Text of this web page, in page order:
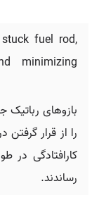
fuel rod,
minimizing
بازوهای رباتیک
را از قرار
کارافتادگی در
رساندند.